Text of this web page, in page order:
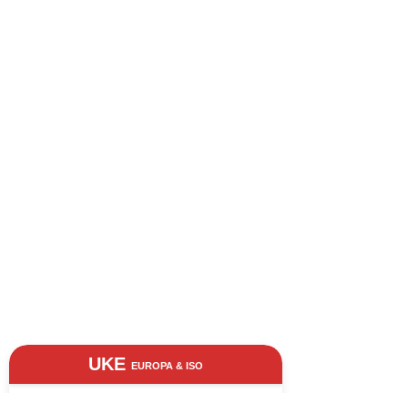
UKE EUROPA & ISO